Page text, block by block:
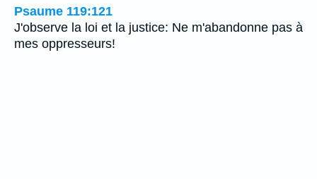
Psaume 119:121
J'observe la loi et la justice: Ne m'abandonne pas à
mes oppresseurs!